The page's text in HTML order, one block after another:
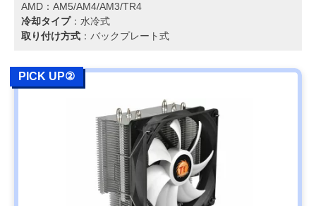
AMD：AM5/AM4/AM3/TR4
冷却タイプ：水冷式
取り付け方式 ：バックプレート式
PICK UP②